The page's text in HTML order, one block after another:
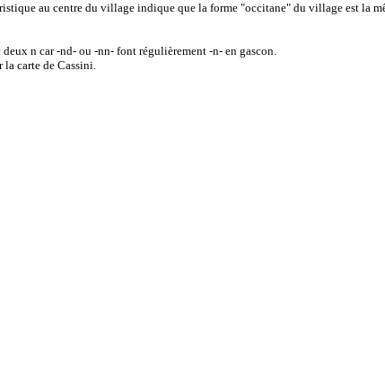
au centre du village indique que la forme "occitane" du village est la
n car -nd- ou -nn- font régulièrement -n- en gascon.
carte de Cassini.